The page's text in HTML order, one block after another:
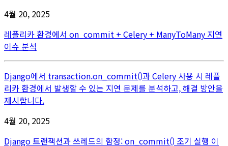
4월 20, 2025
레플리카 환경에서 on_commit + Celery + ManyToMany 지연
이슈 분석
Django에서 transaction.on_commit()과 Celery 사용 시 레플
리카 환경에서 발생할 수 있는 지연 문제를 분석하고, 해결 방안을
제시합니다.
4월 20, 2025
Django 트랜잭션과 쓰레드의 함정: on_commit() 조기 실행 이